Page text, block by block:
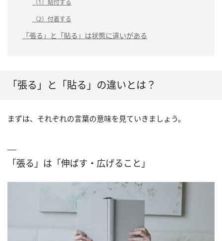
（1）貼付する
（2）付着する
「張る」と「貼る」は状態に違いがある
「張る」と「貼る」の違いとは？
まずは、それぞれの言葉の意味を見ていきましょう。
「張る」は「伸ばす・広げること」